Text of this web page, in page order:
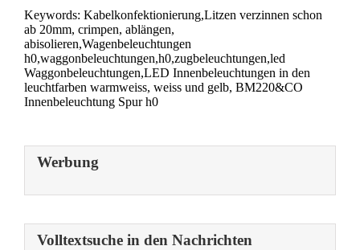
Keywords: Kabelkonfektionierung,Litzen verzinnen schon
ab 20mm, crimpen, ablängen,
abisolieren,Wagenbeleuchtungen
h0,waggonbeleuchtungen,h0,zugbeleuchtungen,led
Waggonbeleuchtungen,LED Innenbeleuchtungen in den
leuchtfarben warmweiss, weiss und gelb, BM220&CO
Innenbeleuchtung Spur h0
Werbung
Volltextsuche in den Nachrichten